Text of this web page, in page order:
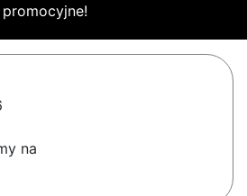
promocyjne!
na